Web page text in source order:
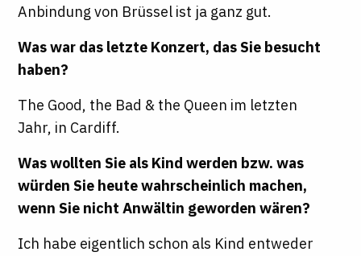
Anbindung von Brüssel ist ja ganz gut.
Was war das letzte Konzert, das Sie besucht
haben?
The Good, the Bad & the Queen im letzten
Jahr, in Cardiff.
Was wollten Sie als Kind werden bzw. was
würden Sie heute wahrscheinlich machen,
wenn Sie nicht Anwältin geworden wären?
Ich habe eigentlich schon als Kind entweder